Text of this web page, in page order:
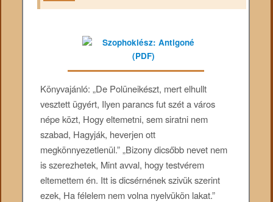
Könyvajánló: „De Polüneikészt, mert elhullt
vesztett ügyért, Ilyen parancs fut szét a város
népe közt, Hogy eltemetni, sem siratni nem
szabad, Hagyják, heverjen ott
megkönnyezetlenül.” „Bizony dicsőbb nevet nem
is szerezhetek, Mint avval, hogy testvérem
eltemettem én. Itt is dicsérnének szivük szerint
ezek, Ha félelem nem volna nyelvükön lakat.”